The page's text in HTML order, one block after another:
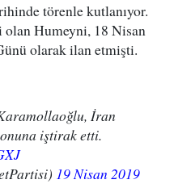
törenle kutlanıyor.
olan Humeyni, 18 Nisan
olarak ilan etmişti.
İran
iştirak etti.
19 Nisan 2019